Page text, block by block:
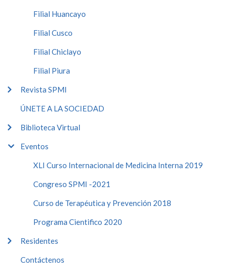
Filial Huancayo
Filial Cusco
Filial Chiclayo
Filial Piura
Revista SPMI
ÚNETE A LA SOCIEDAD
Biblioteca Virtual
Eventos
XLI Curso Internacional de Medicina Interna 2019
Congreso SPMI -2021
Curso de Terapéutica y Prevención 2018
Programa Cientifico 2020
Residentes
Contáctenos